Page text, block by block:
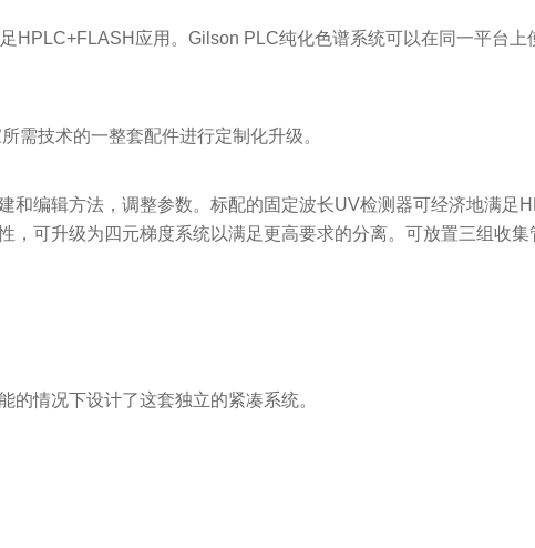
HPLC+FLASH应用。Gilson PLC纯化色谱系统可以在同一平台
需技术的一整套配件进行定制化升级。
和编辑方法，调整参数。标配的固定波长UV检测器可经济地满
，可升级为四元梯度系统以满足更高要求的分离。可放置三组收
情况下设计了这套独立的紧凑系统。